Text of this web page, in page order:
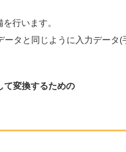
行います。
タと同じように入力データ(
て変換するための